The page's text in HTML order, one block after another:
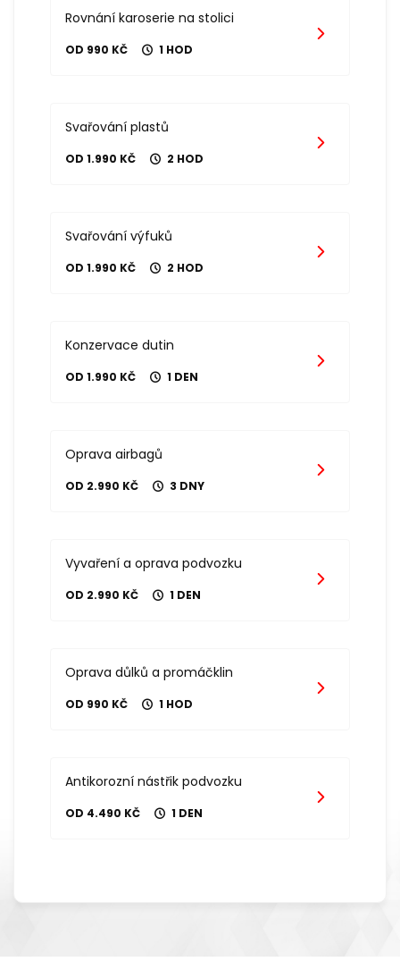
Rovnání karoserie na stolici
OD 990 KČ 1 HOD
Svařování plastů
OD 1.990 KČ 2 HOD
Svařování výfuků
OD 1.990 KČ 2 HOD
Konzervace dutin
OD 1.990 KČ 1 DEN
Oprava airbagů
OD 2.990 KČ 3 DNY
Vyvaření a oprava podvozku
OD 2.990 KČ 1 DEN
Oprava důlků a promáčklin
OD 990 KČ 1 HOD
Antikorozní nástřik podvozku
OD 4.490 KČ 1 DEN